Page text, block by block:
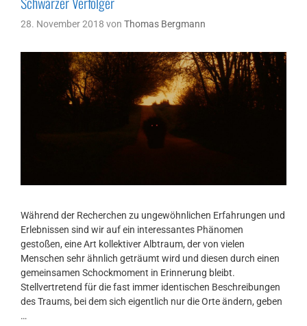
28. November 2018 von Thomas Bergmann
Während der Recherchen zu ungewöhnlichen Erfahrungen und
Erlebnissen sind wir auf ein interessantes Phänomen
gestoßen, eine Art kollektiver Albtraum, der von vielen
Menschen sehr ähnlich geträumt wird und diesen durch einen
gemeinsamen Schockmoment in Erinnerung bleibt.
Stellvertretend für die fast immer identischen Beschreibungen
des Traums, bei dem sich eigentlich nur die Orte ändern, geben
…